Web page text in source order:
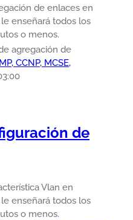
de enlaces en
enseñará todos los
o menos.
agregación de
CCNP, MCSE,
de
Vlan en
enseñará todos los
o menos.